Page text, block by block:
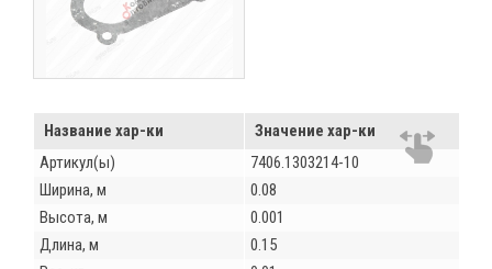
Название хар-ки
Значение хар-ки
Артикул(ы)
7406.1303214-10
Ширина, м
0.08
Высота, м
0.001
Длина, м
0.15